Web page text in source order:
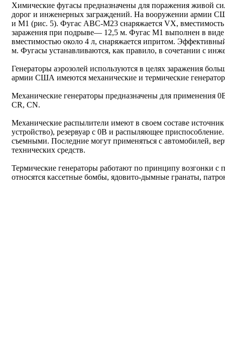
Химические фугасы предназначены для поражения живой
дорог и инженерных заграждений. На вооружении армии
и М1 (рис. 5). Фугас АВС-М23 снаряжается VХ, вместимость
заражения при подрыве— 12,5 м. Фугас М1 выполнен в виде
вместимостью около 4 л, снаряжается ипритом.
м. Фугасы устанавливаются, как правило, в сочетании с
Генераторы аэрозолей используются в целях заражения
армии США имеются механические и термические
Механические генераторы предназначены для
СR, СN.
Механические распылители имеют в своем составе
устройство), резервуар с 0В и распыляющее
съемными. Последние могут применяться с автомобилей,
технических средств.
Термические генераторы работают по принципу возгонки
относятся кассетные бомбы, ядовито-дымные гранаты,